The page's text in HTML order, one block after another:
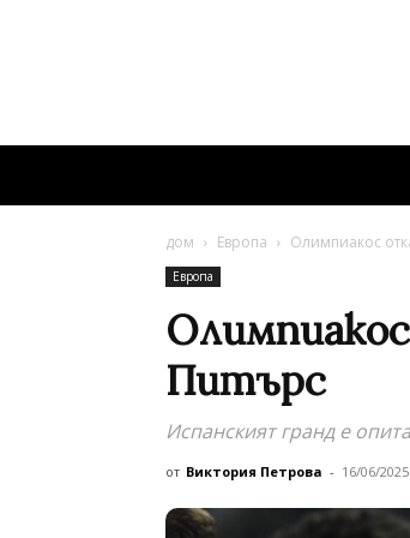
дом Европа Олимпиакос
Европа
Питърс
Испанският гранд е
от Виктория Петрова - 16/06/2025